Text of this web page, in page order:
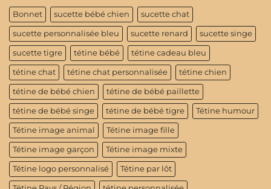
Bonnet sucette bébé chien sucette chat
sucette personnalisée bleu sucette renard sucette singe
sucette tigre tétine bébé tétine cadeau bleu
tétine chat tétine chat personnalisée tétine chien
tétine de bébé chien tétine de bébé paillette
tétine de bébé singe tétine de bébé tigre Tétine humour
Tétine image animal Tétine image fille
Tétine image garçon Tétine image mixte
Tétine logo personnalisé Tétine par lôt